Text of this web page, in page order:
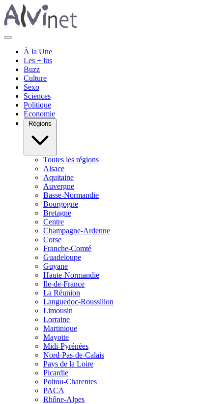
À la Une
Les + lus
Buzz
Culture
Sexo
Sciences
Politique
Économie
Régions
Toutes les régions
Alsace
Aquitaine
Auvergne
Basse-Normandie
Bourgogne
Bretagne
Centre
Champagne-Ardenne
Corse
Franche-Comté
Guadeloupe
Guyane
Haute-Normandie
Ile-de-France
La Réunion
Languedoc-Roussillon
Limousin
Lorraine
Martinique
Mayotte
Midi-Pyrénées
Nord-Pas-de-Calais
Pays de la Loire
Picardie
Poitou-Charentes
PACA
Rhône-Alpes